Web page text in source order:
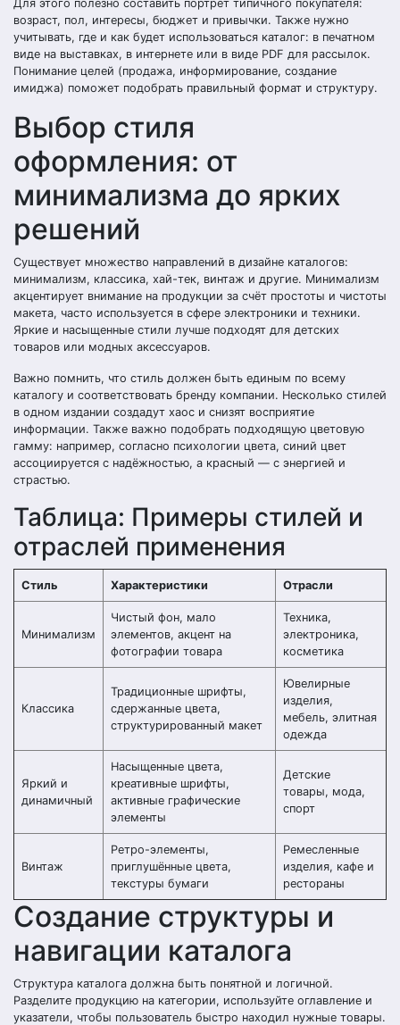
Для этого полезно составить портрет типичного покупателя:
возраст, пол, интересы, бюджет и привычки. Также нужно
учитывать, где и как будет использоваться каталог: в печатном
виде на выставках, в интернете или в виде PDF для рассылок.
Понимание целей (продажа, информирование, создание
имиджа) поможет подобрать правильный формат и структуру.
Выбор стиля
оформления: от
минимализма до ярких
решений
Существует множество направлений в дизайне каталогов:
минимализм, классика, хай-тек, винтаж и другие. Минимализм
акцентирует внимание на продукции за счёт простоты и чистоты
макета, часто используется в сфере электроники и техники.
Яркие и насыщенные стили лучше подходят для детских
товаров или модных аксессуаров.
Важно помнить, что стиль должен быть единым по всему
каталогу и соответствовать бренду компании. Несколько стилей
в одном издании создадут хаос и снизят восприятие
информации. Также важно подобрать подходящую цветовую
гамму: например, согласно психологии цвета, синий цвет
ассоциируется с надёжностью, а красный — с энергией и
страстью.
Таблица: Примеры стилей и
отраслей применения
Стиль Характеристики Отрасли
Минимализм
Чистый фон, мало
элементов, акцент на
фотографии товара
Техника,
электроника,
косметика
Классика
Традиционные шрифты,
сдержанные цвета,
структурированный макет
Ювелирные
изделия,
мебель, элитная
одежда
Яркий и
динамичный
Насыщенные цвета,
креативные шрифты,
активные графические
элементы
Детские
товары, мода,
спорт
Винтаж
Ретро-элементы,
приглушённые цвета,
текстуры бумаги
Ремесленные
изделия, кафе и
рестораны
Создание структуры и
навигации каталога
Структура каталога должна быть понятной и логичной.
Разделите продукцию на категории, используйте оглавление и
указатели, чтобы пользователь быстро находил нужные товары.